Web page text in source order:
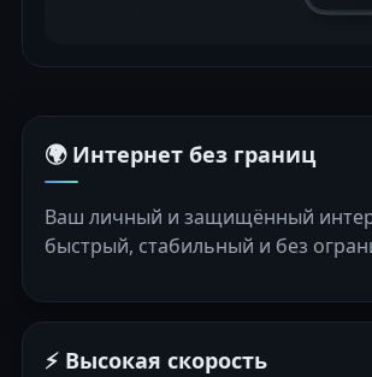
🌍 Интернет без границ
Ваш личный и защищённый
быстрый, стабильный и без
⚡ Высокая скорость